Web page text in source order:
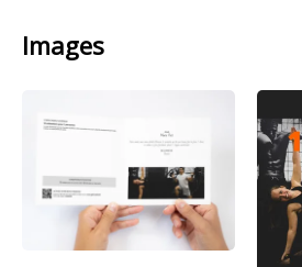
Images